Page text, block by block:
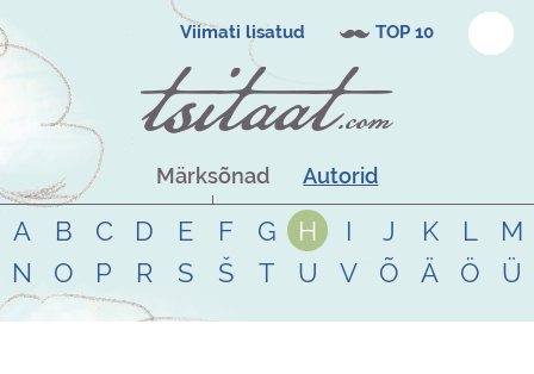
Viimati lisatud TOP 10
Märksõnad Autorid
A B C D E F G H I J K L
M
N
O P R S Š T U V Õ Ä Ö Ü